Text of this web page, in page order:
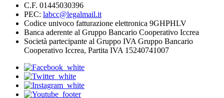
C.F. 01445030396
PEC: labcc@legalmail.it
Codice univoco fatturazione elettronica 9GHPHLV
Banca aderente al Gruppo Bancario Cooperativo Iccrea
Società partecipante al Gruppo IVA Gruppo Bancario
Cooperativo Iccrea, Partita IVA 15240741007